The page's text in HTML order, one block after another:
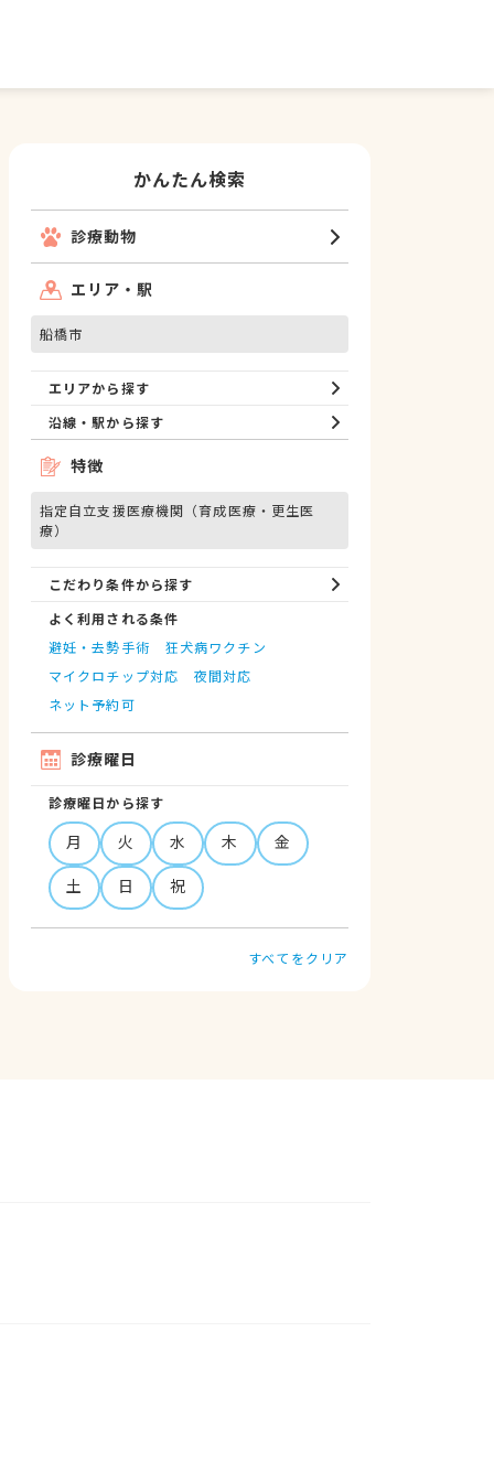
かんたん検索
診療動物
エリア・駅
船橋市
エリアから探す
沿線・駅から探す
特徴
指定自立支援医療機関（育成医療・更生医
療）
こだわり条件から探す
よく利用される条件
避妊・去勢手術
狂犬病ワクチン
マイクロチップ対応
夜間対応
ネット予約可
診療曜日
診療曜日から探す
月 火 水 木
金
土
日 祝
すべてをクリア